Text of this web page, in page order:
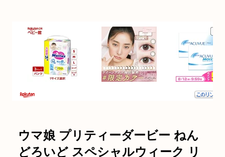
ウマ娘 プリティーダービー ねん
どろいど スペシャルウィーク リ